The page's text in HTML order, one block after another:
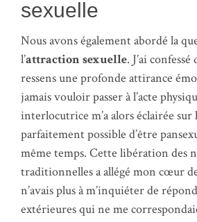
sexuelle
Nous avons également abordé la
l’attraction sexuelle. J’ai
ressens une profonde attirance
jamais vouloir passer à l’acte
interlocutrice m’a alors éclairée sur
parfaitement possible d’être
même temps. Cette libération des
traditionnelles a allégé mon cœur
n’avais plus à m’inquiéter de
extérieures qui ne me